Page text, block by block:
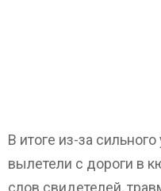
В итоге из-за
вылетели с дороги в
слов свидетелей,